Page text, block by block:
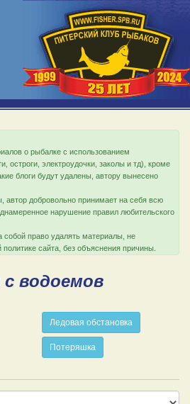
о рыбалке с использованием
остроги, электроудочки, заколы и тд), кроме
блоги будут удалены, автору вынесено
автор добровольно принимает на себя всю
нарушение правил любительского
собой право удалять материалы, не
сайта, без объяснения причины.
водоемов
Ледовая обстановка
Потеряшка